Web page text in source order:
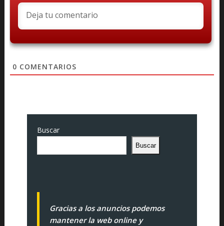
0 COMENTARIOS
Buscar
Buscar
Gracias a los anuncios podemos
mantener la web online y